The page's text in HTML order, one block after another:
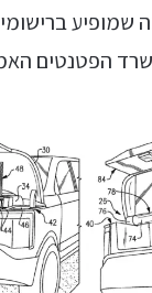
שמופיע
הפטנטים